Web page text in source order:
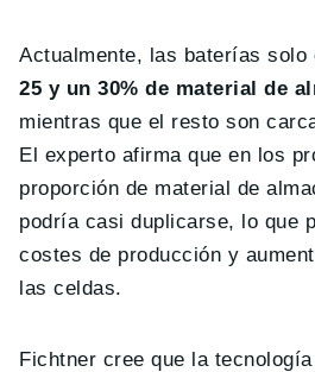
Actualmente, las baterías solo
25 y un 30% de material de
mientras que el resto son
El experto afirma que en los
proporción de material de
podría casi duplicarse, lo que
costes de producción y
las celdas.
Fichtner cree que la